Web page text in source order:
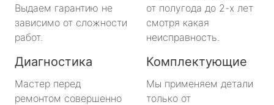
Выдаем гарантию не
зависимо от сложности
работ.
от полугода до 2-х лет
смотря какая
неисправность.
Диагностика
Мастер перед
ремонтом совершенно
Комплектующие
Мы применяем детали
только от